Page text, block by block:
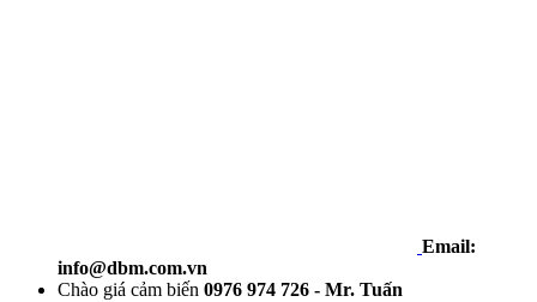
Email:
info@dbm.com.vn
Chào giá cảm biến 0976 974 726 - Mr. Tuấn